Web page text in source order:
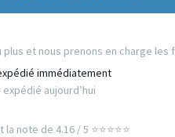
plus et nous prenons en charge les
immédiatement
expédié aujourd’hui
note de 4.16 / 5 ⭐️⭐️⭐️⭐️⭐️